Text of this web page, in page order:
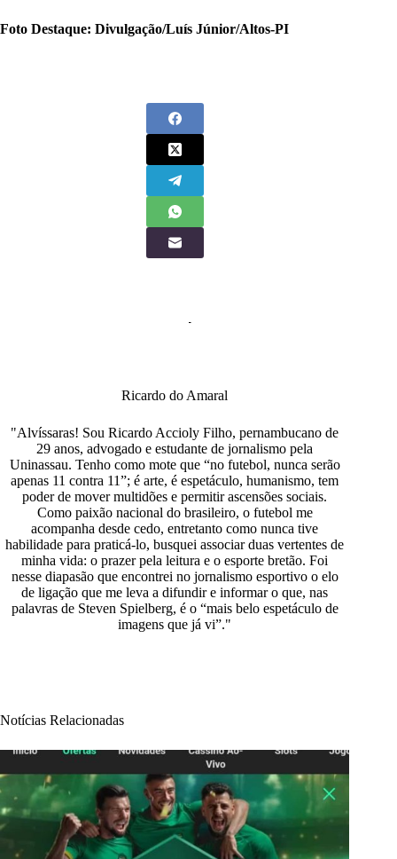
Foto Destaque: Divulgação/Luís Júnior/Altos-PI
Ricardo do Amaral
"Alvíssaras! Sou Ricardo Accioly Filho, pernambucano de
29 anos, advogado e estudante de jornalismo pela
Uninassau. Tenho como mote que “no futebol, nunca serão
apenas 11 contra 11”; é arte, é espetáculo, humanismo, tem
poder de mover multidões e permitir ascensões sociais.
Como paixão nacional do brasileiro, o futebol me
acompanha desde cedo, entretanto como nunca tive
habilidade para praticá-lo, busquei associar duas vertentes de
minha vida: o prazer pela leitura e o esporte bretão. Foi
nesse diapasão que encontrei no jornalismo esportivo o elo
de ligação que me leva a difundir e informar o que, nas
palavras de Steven Spielberg, é o “mais belo espetáculo de
imagens que já vi”."
Notícias Relacionadas